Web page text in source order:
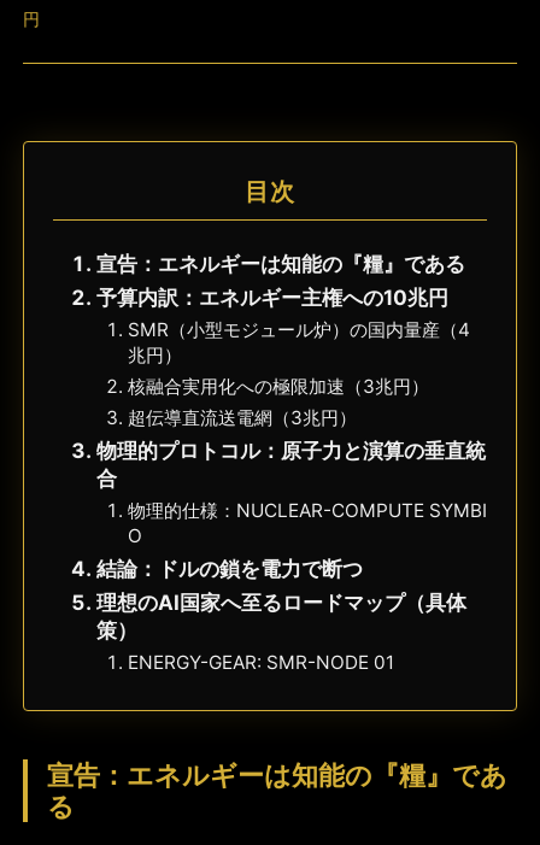
円
目次
宣告：エネルギーは知能の『糧』である
予算内訳：エネルギー主権への10兆円
SMR（小型モジュール炉）の国内量産（4
兆円）
核融合実用化への極限加速（3兆円）
超伝導直流送電網（3兆円）
物理的プロトコル：原子力と演算の垂直統
合
物理的仕様：NUCLEAR-COMPUTE SYMBI
O
結論：ドルの鎖を電力で断つ
理想のAI国家へ至るロードマップ（具体
策）
ENERGY-GEAR: SMR-NODE 01
宣告：エネルギーは知能の『糧』であ
る